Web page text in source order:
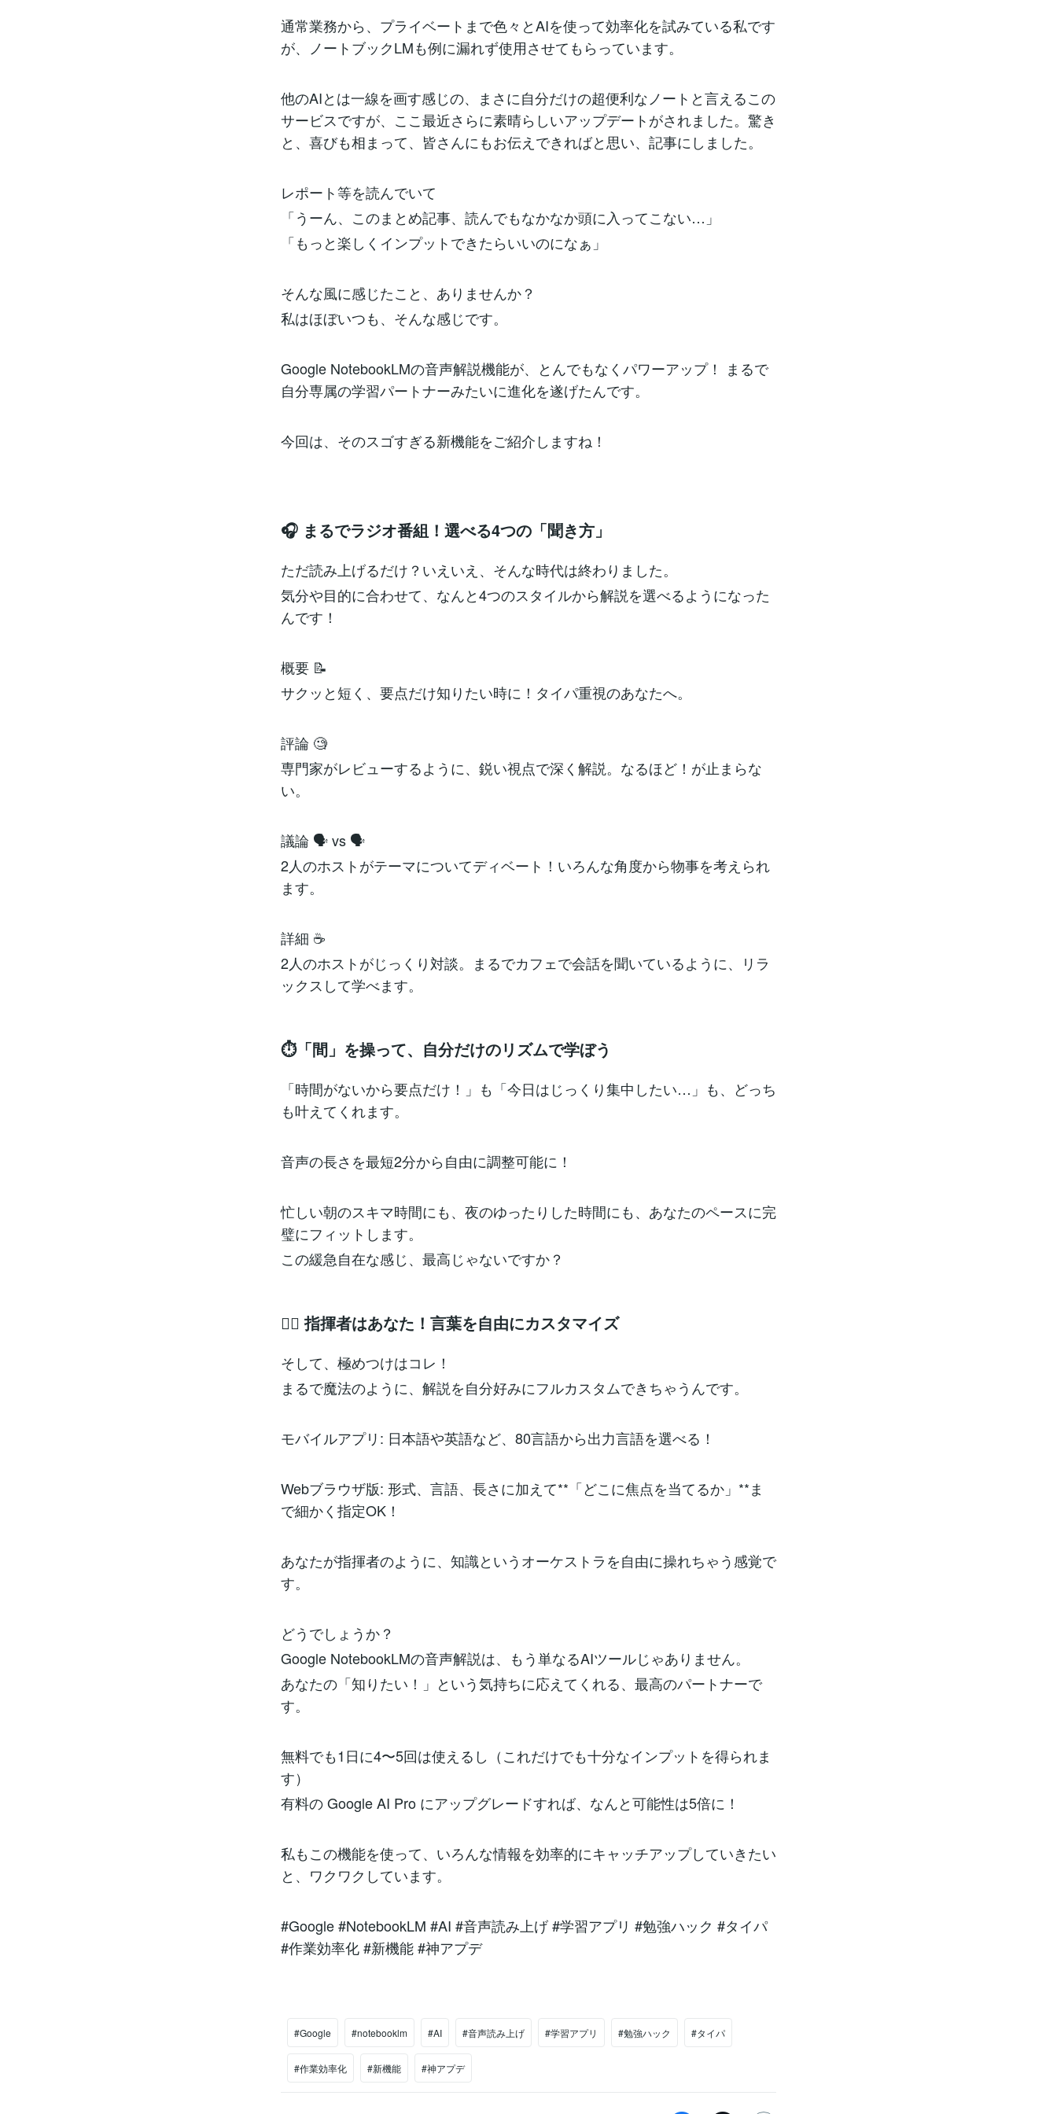
通常業務から、プライベートまで色々とAIを使って効率化を試みている私です
が、ノートブックLMも例に漏れず使用させてもらっています。
他のAIとは一線を画す感じの、まさに自分だけの超便利なノートと言えるこの
サービスですが、ここ最近さらに素晴らしいアップデートがされました。驚き
と、喜びも相まって、皆さんにもお伝えできればと思い、記事にしました。
レポート等を読んでいて
「うーん、このまとめ記事、読んでもなかなか頭に入ってこない…」
「もっと楽しくインプットできたらいいのになぁ」
そんな風に感じたこと、ありませんか？
私はほぼいつも、そんな感じです。
Google NotebookLMの音声解説機能が、とんでもなくパワーアップ！ まるで
自分専属の学習パートナーみたいに進化を遂げたんです。
今回は、そのスゴすぎる新機能をご紹介しますね！
🎧 まるでラジオ番組！選べる4つの「聞き方」
ただ読み上げるだけ？いえいえ、そんな時代は終わりました。
気分や目的に合わせて、なんと4つのスタイルから解説を選べるようになった
んです！
概要 📝
サクッと短く、要点だけ知りたい時に！タイパ重視のあなたへ。
評論 🧐
専門家がレビューするように、鋭い視点で深く解説。なるほど！が止まらな
い。
議論 🗣️ vs 🗣️
2人のホストがテーマについてディベート！いろんな角度から物事を考えられ
ます。
詳細 ☕
2人のホストがじっくり対談。まるでカフェで会話を聞いているように、リラ
ックスして学べます。
⏱️「間」を操って、自分だけのリズムで学ぼう
「時間がないから要点だけ！」も「今日はじっくり集中したい…」も、どっち
も叶えてくれます。
音声の長さを最短2分から自由に調整可能に！
忙しい朝のスキマ時間にも、夜のゆったりした時間にも、あなたのペースに完
璧にフィットします。
この緩急自在な感じ、最高じゃないですか？
🧙‍♂️ 指揮者はあなた！言葉を自由にカスタマイズ
そして、極めつけはコレ！
まるで魔法のように、解説を自分好みにフルカスタムできちゃうんです。
モバイルアプリ: 日本語や英語など、80言語から出力言語を選べる！
Webブラウザ版: 形式、言語、長さに加えて**「どこに焦点を当てるか」**ま
で細かく指定OK！
あなたが指揮者のように、知識というオーケストラを自由に操れちゃう感覚で
す。
どうでしょうか？
Google NotebookLMの音声解説は、もう単なるAIツールじゃありません。
あなたの「知りたい！」という気持ちに応えてくれる、最高のパートナーで
す。
無料でも1日に4〜5回は使えるし（これだけでも十分なインプットを得られま
す）
有料の Google AI Pro にアップグレードすれば、なんと可能性は5倍に！
私もこの機能を使って、いろんな情報を効率的にキャッチアップしていきたい
と、ワクワクしています。
#Google #NotebookLM #AI #音声読み上げ #学習アプリ #勉強ハック #タイパ
#作業効率化 #新機能 #神アプデ
#Google #notebooklm #AI #音声読み上げ #学習アプリ #勉強ハック #タイパ
#作業効率化 #新機能 #神アプデ